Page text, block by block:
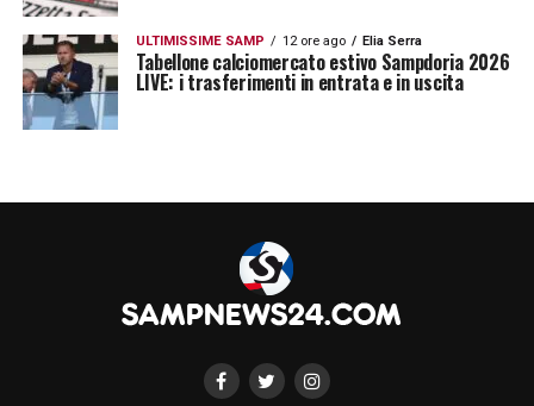
entusiasmo, e mai come quest’anno la
partita che la opporrà ai campioni d’Italia
potrebbe riservare gradite sorprese al
pubblico di casa, che vorrà spingere i propri
continuare a sognare un piazzamento
LA PLAYLIST DELLE NOSTRE TOP NEWS
ULTIMISSIME SAMP 12 ore ago Elia Serra
Tabellone calciomercato estivo Sampdoria 2026
LIVE: i trasferimenti in entrata e in uscita